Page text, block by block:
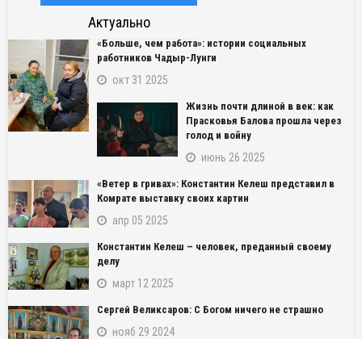
Актуально
«Больше, чем работа»: истории социальных
работников Чадыр-Лунги
окт 31 2025
Жизнь почти длиной в век: как
Прасковья Балова прошла через
голод и войну
июнь 26 2025
«Ветер в гривах»: Константин Келеш представил в
Комрате выставку своих картин
апр 05 2025
Константин Келеш – человек, преданный своему
делу
март 12 2025
Сергей Великсаров: С Богом ничего не страшно
нояб 29 2024